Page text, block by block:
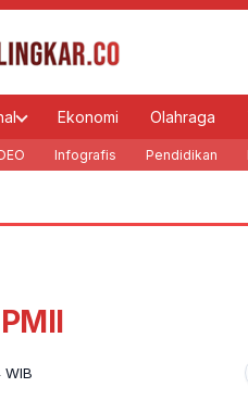
Ekonomi Olahraga
Infografis Pendidikan
WIB